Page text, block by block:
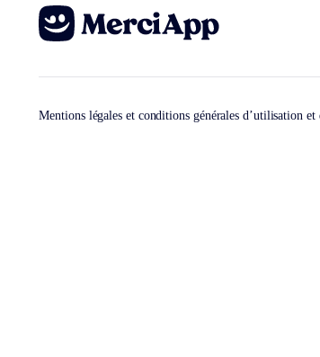
Mentions légales et conditions générales d’utilisation et